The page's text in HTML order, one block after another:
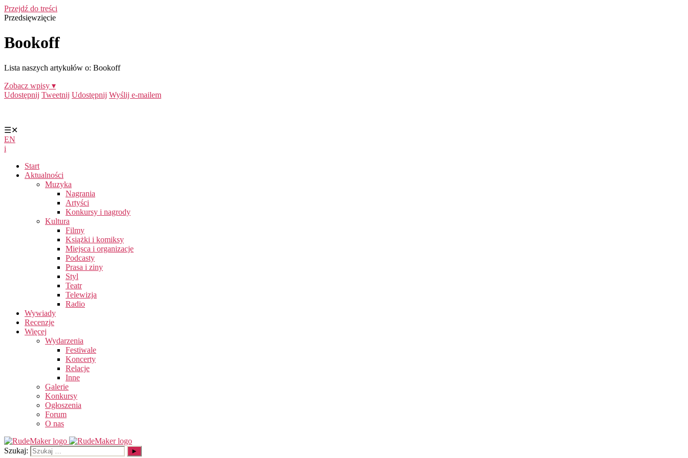
Przejdź do treści
Przedsięwzięcie
Bookoff
Lista naszych artykułów o: Bookoff
Zobacz wpisy ▾
Udostępnij Tweetnij Udostępnij Wyślij e-mailem
☰✕
EN
i
Start
Aktualności
Muzyka
Nagrania
Artyści
Konkursy i nagrody
Kultura
Filmy
Książki i komiksy
Miejsca i organizacje
Podcasty
Prasa i ziny
Styl
Teatr
Telewizja
Radio
Wywiady
Recenzje
Więcej
Wydarzenia
Festiwale
Koncerty
Relacje
Inne
Galerie
Konkursy
Ogłoszenia
Forum
O nas
Szukaj: